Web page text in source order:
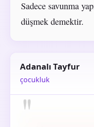
Sadece savunma
düşmek demektir.
Adanalı Tayfur
çocukluk